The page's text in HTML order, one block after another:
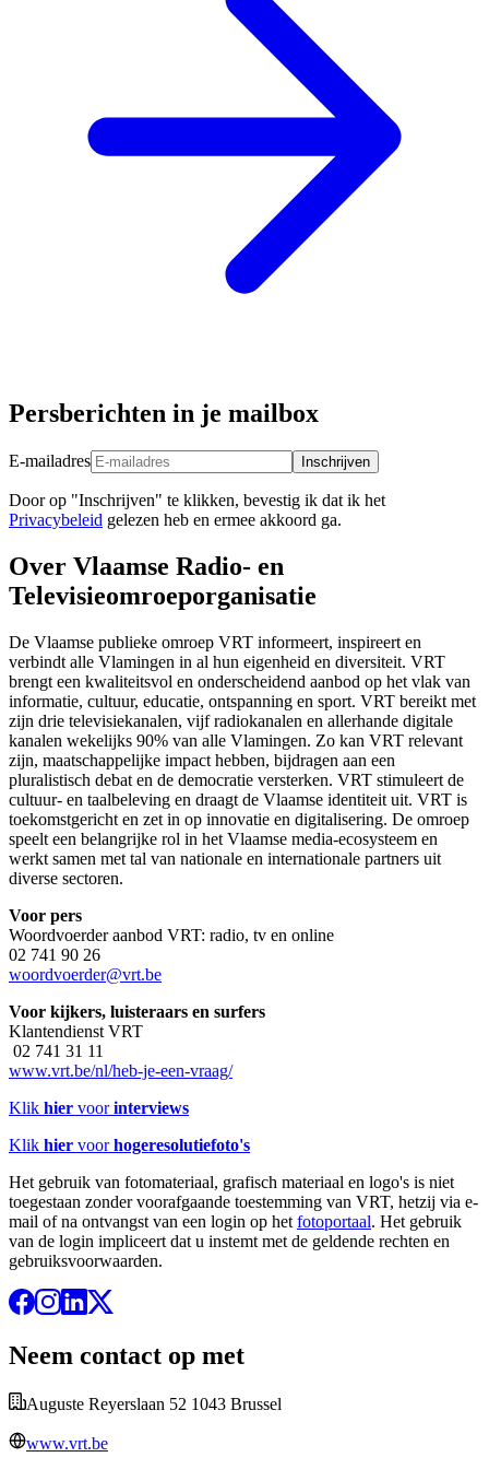
Persberichten in je mailbox
E-mailadres Inschrijven
Door op "Inschrijven" te klikken, bevestig ik dat ik het
Privacybeleid gelezen heb en ermee akkoord ga.
Over Vlaamse Radio- en
Televisieomroeporganisatie
De Vlaamse publieke omroep VRT informeert, inspireert en
verbindt alle Vlamingen in al hun eigenheid en diversiteit. VRT
brengt een kwaliteitsvol en onderscheidend aanbod op het vlak van
informatie, cultuur, educatie, ontspanning en sport. VRT bereikt met
zijn drie televisiekanalen, vijf radiokanalen en allerhande digitale
kanalen wekelijks 90% van alle Vlamingen. Zo kan VRT relevant
zijn, maatschappelijke impact hebben, bijdragen aan een
pluralistisch debat en de democratie versterken. VRT stimuleert de
cultuur- en taalbeleving en draagt de Vlaamse identiteit uit. VRT is
toekomstgericht en zet in op innovatie en digitalisering. De omroep
speelt een belangrijke rol in het Vlaamse media-ecosysteem en
werkt samen met tal van nationale en internationale partners uit
diverse sectoren.
Voor pers
Woordvoerder aanbod VRT: radio, tv en online
02 741 90 26
woordvoerder@vrt.be
Voor kijkers, luisteraars en surfers
Klantendienst VRT
02 741 31 11
www.vrt.be/nl/heb-je-een-vraag/
Klik hier voorinterviews
Klik hier voorhogeresolutiefoto's
Het gebruik van fotomateriaal, grafisch materiaal en logo's is niet
toegestaan zonder voorafgaande toestemming van VRT, hetzij via e-
mail of na ontvangst van een login op het fotoportaal. Het gebruik
van de login impliceert dat u instemt met de geldende rechten en
gebruiksvoorwaarden.
Neem contact op met
Auguste Reyerslaan 52 1043 Brussel
www.vrt.be